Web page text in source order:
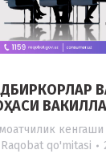
Raqobat qo'mitasi